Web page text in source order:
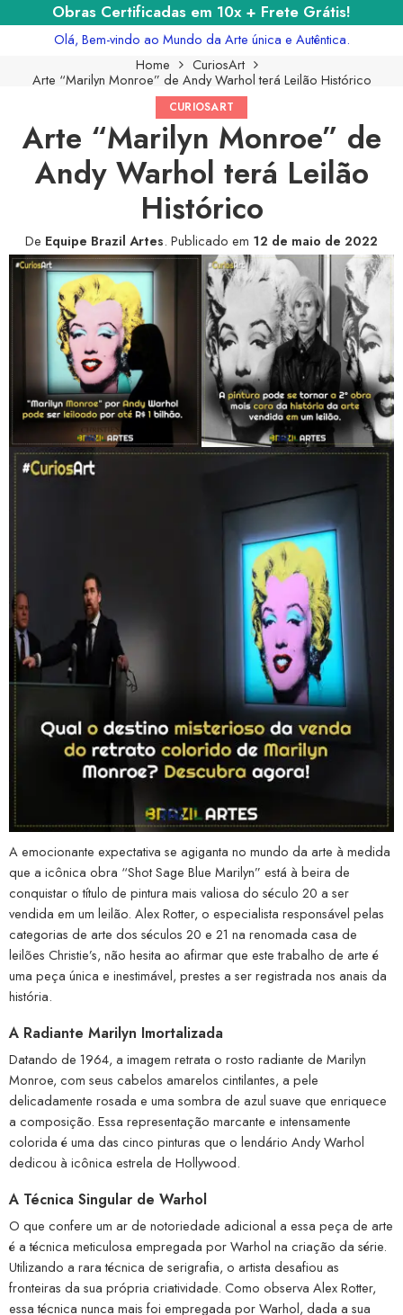
Obras Certificadas em 10x + Frete Grátis!
Olá, Bem-vindo ao Mundo da Arte única e Autêntica.
Home
CuriosArt
Arte “Marilyn Monroe” de Andy Warhol terá Leilão Histórico
CURIOSART
Arte “Marilyn Monroe” de
Andy Warhol terá Leilão
Histórico
De Equipe Brazil Artes. Publicado em 12 de maio de 2022
A emocionante expectativa se agiganta no mundo da arte à medida
que a icônica obra “Shot Sage Blue Marilyn” está à beira de
conquistar o título de pintura mais valiosa do século 20 a ser
vendida em um leilão. Alex Rotter, o especialista responsável pelas
categorias de arte dos séculos 20 e 21 na renomada casa de
leilões Christie’s, não hesita ao afirmar que este trabalho de arte é
uma peça única e inestimável, prestes a ser registrada nos anais da
história.
A Radiante Marilyn Imortalizada
Datando de 1964, a imagem retrata o rosto radiante de Marilyn
Monroe, com seus cabelos amarelos cintilantes, a pele
delicadamente rosada e uma sombra de azul suave que enriquece
a composição. Essa representação marcante e intensamente
colorida é uma das cinco pinturas que o lendário Andy Warhol
dedicou à icônica estrela de Hollywood.
A Técnica Singular de Warhol
O que confere um ar de notoriedade adicional a essa peça de arte
é a técnica meticulosa empregada por Warhol na criação da série.
Utilizando a rara técnica de serigrafia, o artista desafiou as
fronteiras da sua própria criatividade. Como observa Alex Rotter,
essa técnica nunca mais foi empregada por Warhol, dada a sua